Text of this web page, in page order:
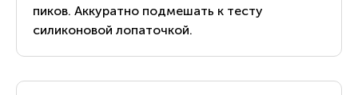
пиков. Аккуратно подмешать к тесту
силиконовой лопаточкой.